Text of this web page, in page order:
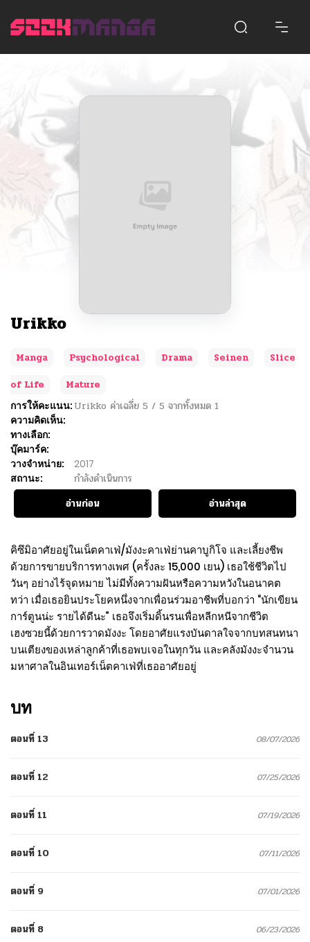
Urikko
Manga Psychological Drama Seinen
Slice
of Life
Mature
การให้คะแนน: Urikko ค่าเฉลี่ย 5 / 5 จากทั้งหมด 1
ความคิดเห็น:
ทางเลือก:
บุ๊คมาร์ค:
วางจำหน่าย:
2017
สถานะ:
กำลังดำเนินการ
อ่านก่อน
อ่านล่าสุด
คิซึมิอาศัยอยู่ในเน็ตคาเฟ่/มังงะคาเฟ่ย่านคาบูกิโจ และเลี้ยงชีพ
ด้วยการขายบริการทางเพศ (ครั้งละ 15,000 เยน) เธอใช้ชีวิตไป
วันๆ อย่างไร้จุดหมาย ไม่มีทั้งความฝันหรือความหวังในอนาคต
ทว่า เมื่อเธอยินประโยคหนึ่งจากเพื่อนร่วมอาชีพที่บอกว่า “นักเขียน
การ์ตูนน่ะ รายได้ดีนะ” เธอจึงเริ่มดิ้นรนเพื่อหลีกหนีจากชีวิต
เฮงซวยนี้ด้วยการวาดมังงะ โดยอาศัยแรงบันดาลใจจากบทสนทนา
บนเตียงของเหล่าลูกค้าที่เธอพบเจอในทุกวัน และคลังมังงะจำนวน
มหาศาลในอินเทอร์เน็ตคาเฟ่ที่เธออาศัยอยู่
บท
ตอนที่ 13 08/07/2026
ตอนที่ 12 07/25/2026
ตอนที่ 11 07/19/2026
ตอนที่ 10 07/11/2026
ตอนที่ 9 07/01/2026
ตอนที่ 8 06/23/2026